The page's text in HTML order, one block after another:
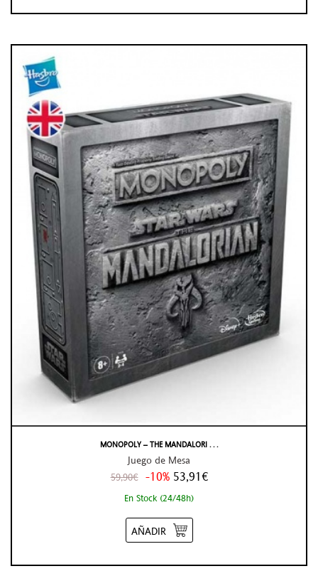
MONOPOLY – THE MANDALORI . . .
Juego de Mesa
59,90€ -10% 53,91€
En Stock (24/48h)
AÑADIR